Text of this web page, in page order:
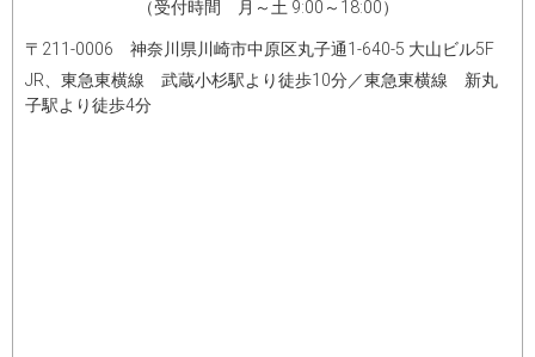
（受付時間 月～土 9:00～18:00）
〒211-0006 神奈川県川崎市中原区丸子通1-640-5 大山ビル5F
JR、東急東横線 武蔵小杉駅より徒歩10分／東急東横線 新丸
子駅より徒歩4分